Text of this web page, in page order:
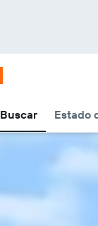
Buscar Estado